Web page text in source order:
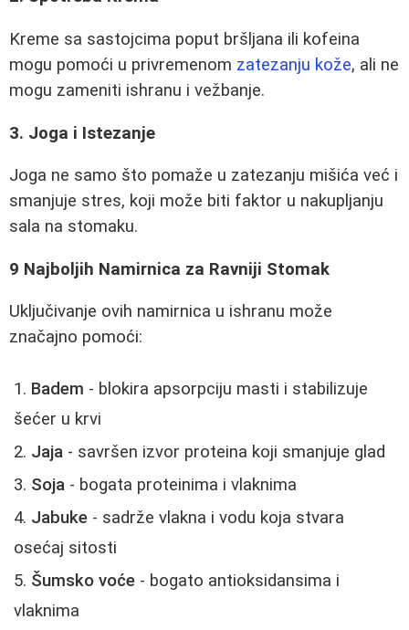
Kreme sa sastojcima poput bršljana ili kofeina
mogu pomoći u privremenom zatezanju kože, ali ne
mogu zameniti ishranu i vežbanje.
3. Joga i Istezanje
Joga ne samo što pomaže u zatezanju mišića već i
smanjuje stres, koji može biti faktor u nakupljanju
sala na stomaku.
9 Najboljih Namirnica za Ravniji Stomak
Uključivanje ovih namirnica u ishranu može
značajno pomoći:
Badem - blokira apsorpciju masti i stabilizuje
šećer u krvi
Jaja - savršen izvor proteina koji smanjuje glad
Soja - bogata proteinima i vlaknima
Jabuke - sadrže vlakna i vodu koja stvara
osećaj sitosti
Šumsko voće - bogato antioksidansima i
vlaknima